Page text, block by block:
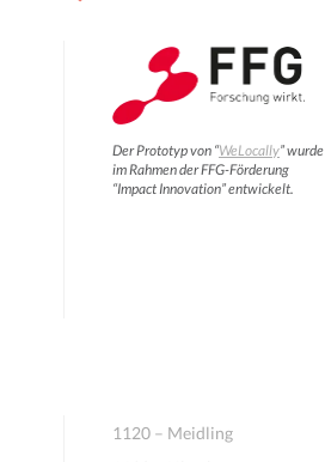
Der Prototyp von “WeLocally” wurde
im Rahmen der FFG-Förderung
“Impact Innovation” entwickelt.
1120 – Meidling